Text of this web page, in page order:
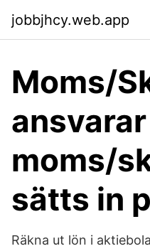
jobbjhcy.web.app
Moms/
moms/
sätts in
Räkna ut lön i